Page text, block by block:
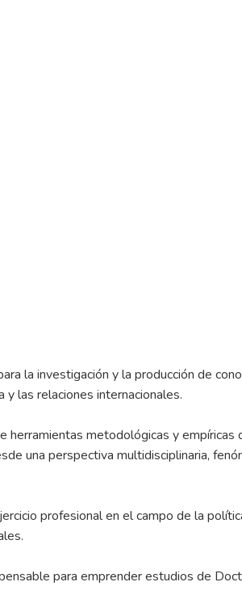
la investigación y la producción de
las relaciones internacionales.
metodológicas y
una perspectiva multidisciplinaria,
profesional en el campo de la
para emprender estudios de